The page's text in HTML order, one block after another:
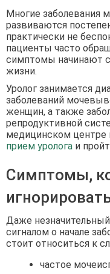
Многие заболевания
развиваются
практически не
пациенты часто
симптомы начинают
жизни.
Уролог занимается
заболеваний
женщин, а также
репродуктивной
медицинском центре
прием уролога и
Симптомы,
Даже
сигналом о начале
стоит относиться к
частое